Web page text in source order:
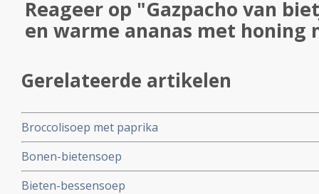
Reageer op "Gazpacho van
en warme ananas met honing
Gerelateerde artikelen
Broccolisoep met paprika
Bonen-bietensoep
Bieten-bessensoep